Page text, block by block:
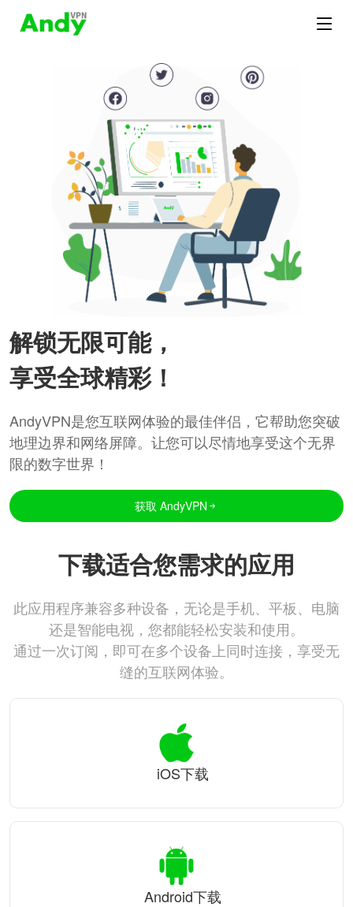
解锁无限可能，
享受全球精彩！
AndyVPN是您互联网体验的最佳伴侣，它帮助您突破
地理边界和网络屏障。让您可以尽情地享受这个无界
限的数字世界！
获取 AndyVPN
下载适合您需求的应用
此应用程序兼容多种设备，无论是手机、平板、电脑
还是智能电视，您都能轻松安装和使用。
通过一次订阅，即可在多个设备上同时连接，享受无
缝的互联网体验。
iOS下载
Android下载